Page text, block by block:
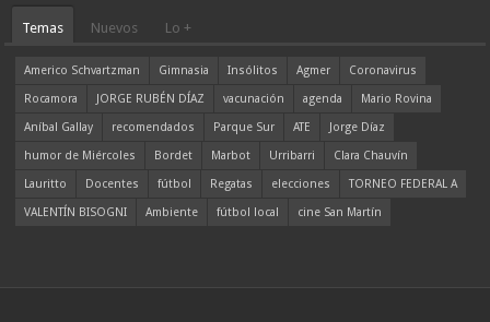
Temas Nuevos Lo +
Americo Schvartzman Gimnasia Insólitos Agmer
Coronavirus
Rocamora
JORGE RUBÉN DÍAZ vacunación agenda
Mario Rovina
Aníbal Gallay
recomendados Parque Sur ATE
Jorge Díaz
humor de Miércoles
Bordet Marbot Urribarri
Clara Chauvín
Lauritto
Docentes fútbol Regatas elecciones
TORNEO FEDERAL A
VALENTÍN BISOGNI
Ambiente fútbol local cine San Martín